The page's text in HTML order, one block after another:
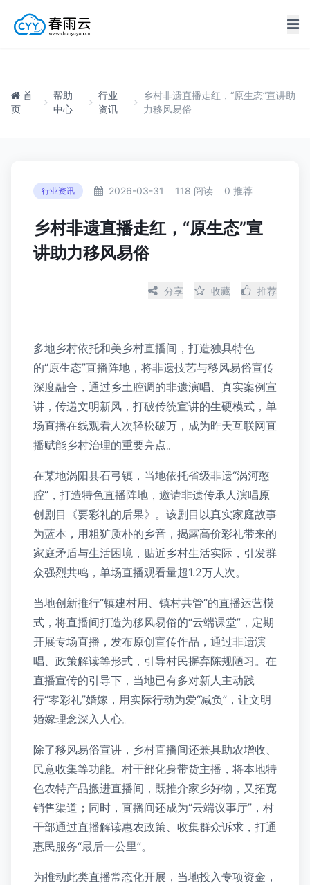
首
页
帮助
中心
行业
资讯
乡村非遗直播走红，“原生态”宣讲助
力移风易俗
行业资讯 2026-03-31 118 阅读 0 推荐
乡村非遗直播走红，“原生态”宣
讲助力移风易俗
分享 收藏 推荐
多地乡村依托和美乡村直播间，打造独具特色
的“原生态”直播阵地，将非遗技艺与移风易俗宣传
深度融合，通过乡土腔调的非遗演唱、真实案例宣
讲，传递文明新风，打破传统宣讲的生硬模式，单
场直播在线观看人次轻松破万，成为昨天互联网直
播赋能乡村治理的重要亮点。
在某地涡阳县石弓镇，当地依托省级非遗“涡河憨
腔”，打造特色直播阵地，邀请非遗传承人演唱原
创剧目《要彩礼的后果》。该剧目以真实家庭故事
为蓝本，用粗犷质朴的乡音，揭露高价彩礼带来的
家庭矛盾与生活困境，贴近乡村生活实际，引发群
众强烈共鸣，单场直播观看量超1.2万人次。
当地创新推行“镇建村用、镇村共管”的直播运营模
式，将直播间打造为移风易俗的“云端课堂”，定期
开展专场直播，发布原创宣传作品，通过非遗演
唱、政策解读等形式，引导村民摒弃陈规陋习。在
直播宣传的引导下，当地已有多对新人主动践
行“零彩礼”婚嫁，用实际行动为爱“减负”，让文明
婚嫁理念深入人心。
除了移风易俗宣讲，乡村直播间还兼具助农增收、
民意收集等功能。村干部化身带货主播，将本地特
色农特产品搬进直播间，既推介家乡好物，又拓宽
销售渠道；同时，直播间还成为“云端议事厅”，村
干部通过直播解读惠农政策、收集群众诉求，打通
惠民服务“最后一公里”。
为推动此类直播常态化开展，当地投入专项资金，